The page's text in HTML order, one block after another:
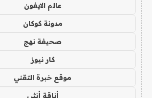
عالم الايفون
مدونة كوكان
صحيفة نهج
كار نيوز
موقع خبرة التقني
أناقة أنثى